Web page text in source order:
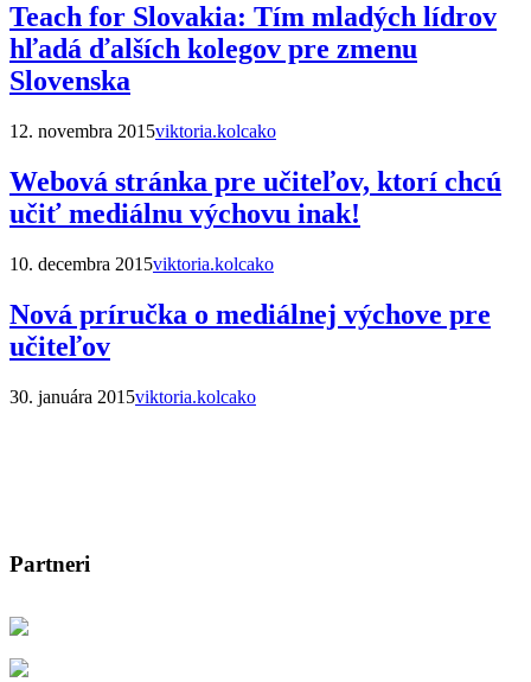
Teach for Slovakia: Tím mladých lídrov
hľadá ďalších kolegov pre zmenu
Slovenska
12. novembra 2015viktoria.kolcako
Webová stránka pre učiteľov, ktorí chcú
učiť mediálnu výchovu inak!
10. decembra 2015viktoria.kolcako
Nová príručka o mediálnej výchove pre
učiteľov
30. januára 2015viktoria.kolcako
Partneri